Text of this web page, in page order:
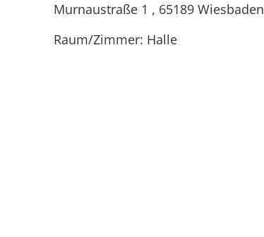
Murnaustraße 1 , 65189 Wiesbaden
Raum/Zimmer: Halle